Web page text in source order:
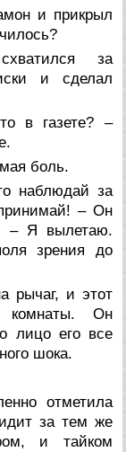
и прикрыл
за
и сделал
в газете? –
боль.
наблюдай за
– Он
– Я вылетаю.
зрения до
рычаг, и этот
Он
лицо его все
шока.
отметила
за тем же
и тайком